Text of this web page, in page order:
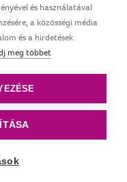
hogy a folyadék
mértékben
következtében
és használatával
a közösségi média
és a hirdetések
meg többet